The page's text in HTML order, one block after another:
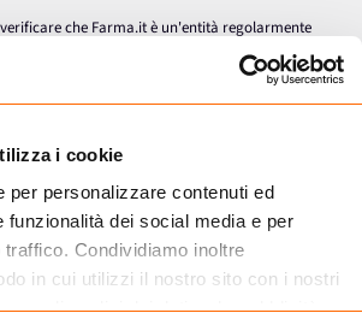
i cookie
per personalizzare contenuti ed
funzionalità dei social media e per
Condividiamo inoltre
in cui utilizzi il nostro sito con i nostri
di analisi dei dati web, pubblicità e
che Farma.it è un'entità regolarmente
della Salute a effettuare la vendita online di